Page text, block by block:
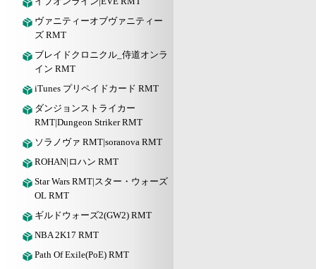
ヴァニティーオブヴァニティー
ズ RMT
ブレイドクロニクル_侍道オンラ
イン RMT
iTunes プリペイドカード RMT
ダンジョンストライカー
RMT|Dungeon Striker RMT
ソラノヴァ RMT|soranova RMT
ROHAN|ロハン RMT
Star Wars RMT|スター・ウォーズ
OL RMT
ギルドウォーズ2(GW2) RMT
NBA 2K17 RMT
Path Of Exile(PoE) RMT